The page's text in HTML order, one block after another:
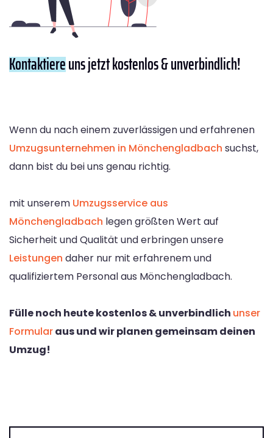
Kontaktiereuns jetzt kostenlos & unverbindlich!
Wenn du nach einem zuverlässigen und erfahrenen
Umzugsunternehmen in Mönchengladbach suchst,
dann bist du bei uns genau richtig.
mit unserem Umzugsservice aus
Mönchengladbach legen größten Wert auf
Sicherheit und Qualität und erbringen unsere
Leistungen daher nur mit erfahrenem und
qualifiziertem Personal aus Mönchengladbach.
Fülle noch heute kostenlos & unverbindlich unser
Formularaus und wir planen gemeinsam deinen
Umzug!